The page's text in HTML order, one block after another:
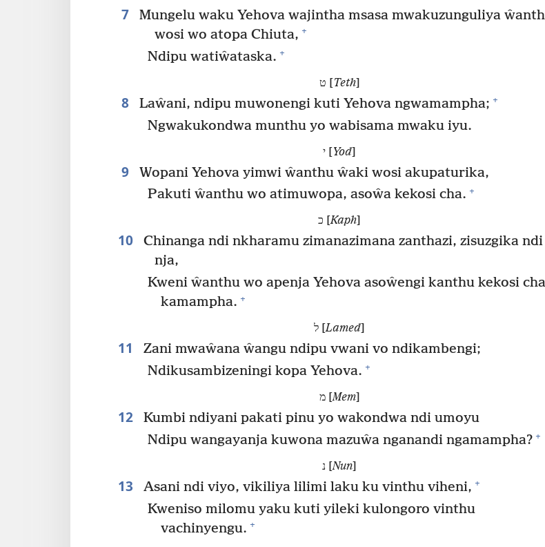
7
Mungelu waku Yehova wajintha msasa mwakuzunguliya
wosi wo atopa Chiuta, +
Ndipu watiŵataska. +
ט [Teth]
8 Laŵani, ndipu muwonengi kuti Yehova ngwamampha; +
Ngwakukondwa munthu yo wabisama mwaku iyu.
י [Yod]
9
Wopani Yehova yimwi ŵanthu ŵaki wosi akupaturika,
Pakuti ŵanthu wo atimuwopa, asoŵa kekosi cha. +
כ [Kaph
10
Chinanga ndi nkharamu zimanazimana zanthazi, zisuzgika ndi
nja,
Kweni ŵanthu wo apenja Yehova asoŵengi kanthu kekosi cha
kamampha. +
ל [Lamed
11
Zani mwaŵana ŵangu ndipu vwani vo ndikambengi;
Ndikusambizeningi kopa Yehova. +
מ [Mem]
12
Kumbi ndiyani pakati pinu yo wakondwa ndi umoyu
Ndipu wangayanja kuwona mazuŵa nganandi ngamampha? +
נ [Nun]
13 Asani ndi viyo, vikiliya lilimi laku ku vinthu viheni, +
Kweniso milomu yaku kuti yileki kulongoro vinthu
vachinyengu. +